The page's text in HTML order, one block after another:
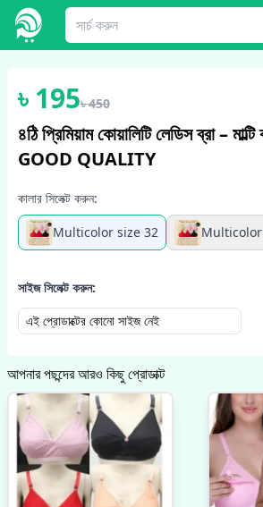
৳ 195৳450
৪ঠি প্রিমিয়াম কোয়ালিটি লেডিস ব্রা –
GOOD QUALITY
কালার সিলেক্ট করুন:
Multicolor size 32
সাইজ সিলেক্ট করুন:
এই প্রোডাক্টের কোনো সাইজ নেই
আপনার পছন্দের আরও কিছু প্রোডাক্ট